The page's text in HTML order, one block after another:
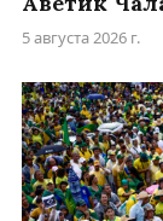
5 августа 2026 г.